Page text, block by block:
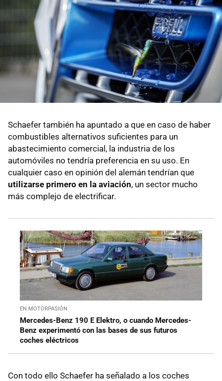
Schaefer también ha apuntado a que en caso de haber
combustibles alternativos suficientes para un
abastecimiento comercial, la industria de los
automóviles no tendría preferencia en su uso. En
cualquier caso en opinión del alemán tendrían que
utilizarse primero en la aviación, un sector mucho
más complejo de electrificar.
EN MOTORPASIÓN
Mercedes-Benz 190 E Elektro, o cuando Mercedes-
Benz experimentó con las bases de sus futuros
coches eléctricos
Con todo ello Schaefer ha señalado a los coches